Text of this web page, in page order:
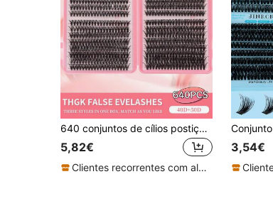
640 conjuntos de cílios postiços D Curl, curvatura 40D+50D, 8-16 mm, kit faça você mesmo para extensão de cílios com aparência natural, ultra grossos, inteligentes, ultra macios, ultra leves, reutilizáveis, de segmento único. Adequado para iniciantes, dia a dia, casamentos, encontros, festas, festivais de música, conjuntos de cílios de Halloween, conjuntos de cílios, cílios individuais, cílios postiços.
5,82€
Clientes recorrentes com alta taxa de retorno
3,54€